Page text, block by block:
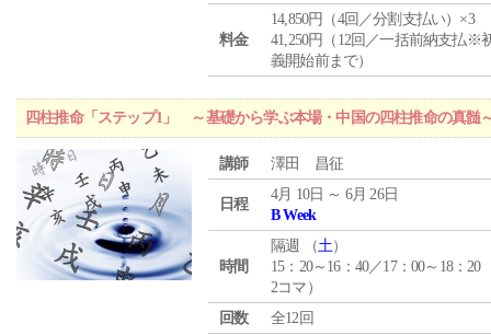
料金
14,850円（4回／分割支払い）×3
41,250円（12回／一括前納支払※
義開始前まで）
四柱推命「ステップ1」 ～基礎から学ぶ本場・中国の四柱推命の真髄
講師 澤田 昌征
日程
4月 10日 ～ 6月 26日
B Week
時間
隔週 （土）
15：20～16：40／17：00～18：20
2コマ）
回数
全12回